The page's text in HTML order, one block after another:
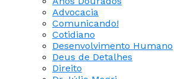
Advocacia
Comunicando!
Cotidiano
Desenvolvimento Humano
Deus de Detalhes
Direito